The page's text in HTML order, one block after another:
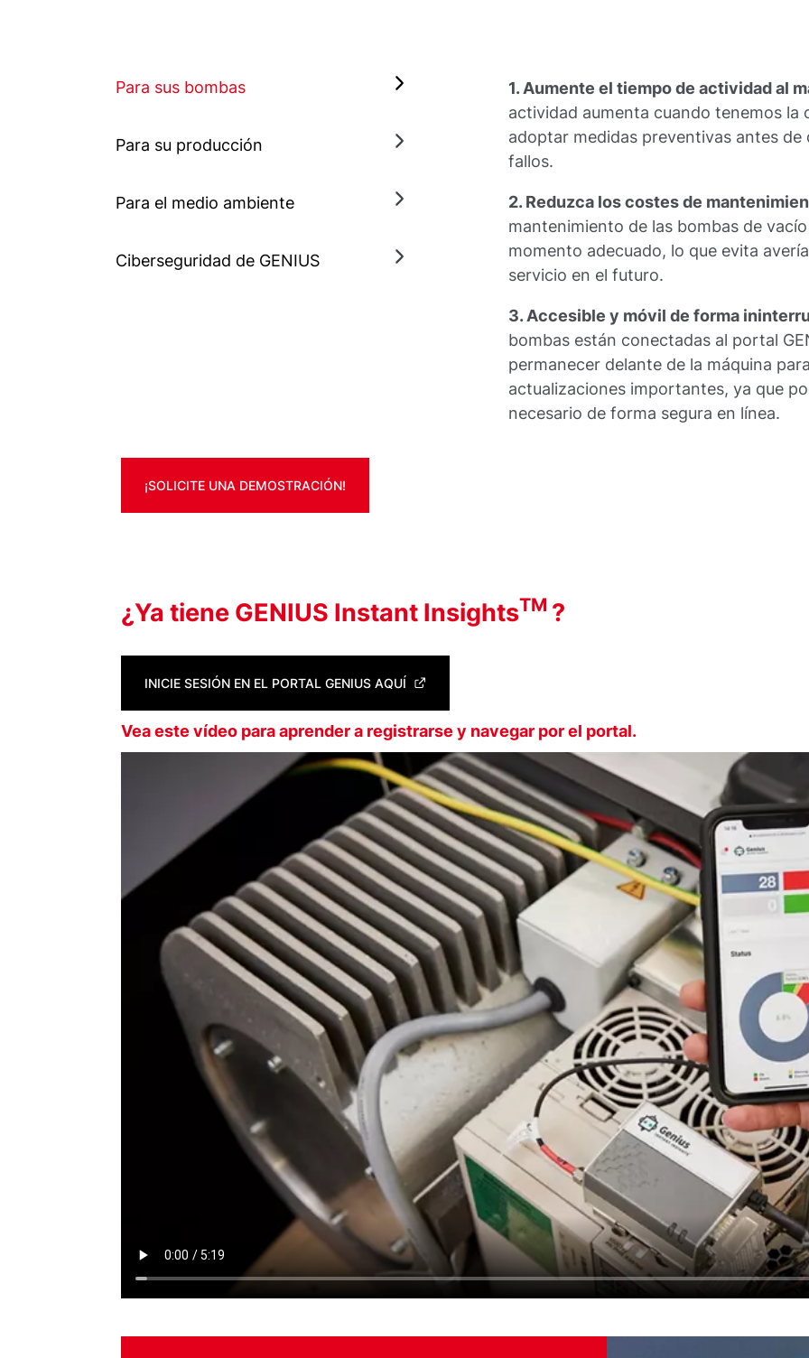
Para sus bombas
Para su producción
Para el medio ambiente
Ciberseguridad de GENIUS
1. Aumente el tiempo de actividad al
actividad aumenta cuando tenemos la
adoptar medidas preventivas antes de
fallos.
2. Reduzca los costes de
mantenimiento de las bombas de
momento adecuado, lo que evita
servicio en el futuro.
3. Accesible y móvil de forma
bombas están conectadas al portal
permanecer delante de la máquina
actualizaciones importantes, ya que
necesario de forma segura en línea.
¡SOLICITE UNA DEMOSTRACIÓN!
¿Ya tiene GENIUS Instant InsightsTM ?
INICIE SESIÓN EN EL PORTAL GENIUS AQUÍ
Vea este vídeo para aprender a registrarse y navegar por el portal.